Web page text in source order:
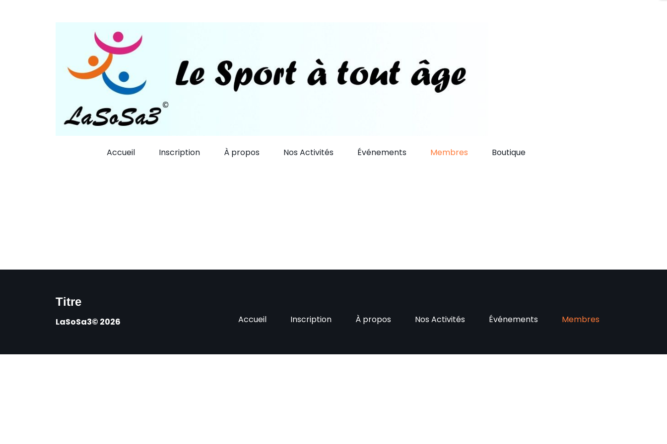
Accueil Inscription À propos Nos Activités Événements Membres Boutique
Titre
LaSoSa3© 2026 Accueil Inscription À propos Nos Activités Événements
Membres